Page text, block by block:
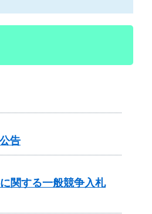
告
関する一般競争入札